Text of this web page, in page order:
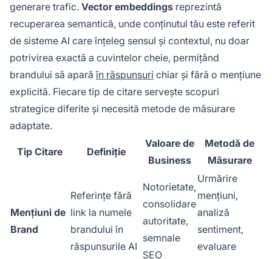
generare trafic. Vector embeddings reprezintă
recuperarea semantică, unde conținutul tău este referit
de sisteme AI care înțeleg sensul și contextul, nu doar
potrivirea exactă a cuvintelor cheie, permițând
brandului să aparăîn răspunsuri chiar și fără o mențiune
explicită. Fiecare tip de citare servește scopuri
strategice diferite și necesită metode de măsurare
adaptate.
Tip Citare Definiție
Valoare de
Business
Metodă de
Măsurare
Mențiuni de
Brand
Referințe fără
link la numele
brandului în
răspunsurile AI
Notorietate,
consolidare
autoritate,
semnale
SEO
Urmărire
mențiuni,
analiză
sentiment,
evaluare